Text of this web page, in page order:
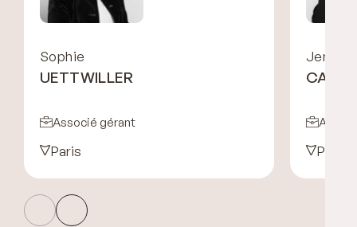
Sophie
UETTWILLER
Associé gérant
Paris Paris